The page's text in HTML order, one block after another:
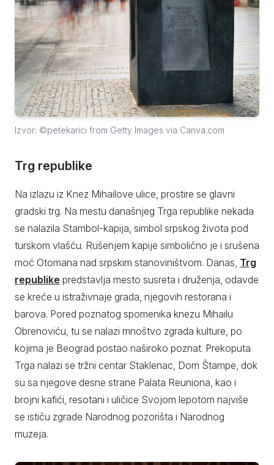
Izvor: ©petekarici from Getty Images via Canva.com
Trg republike
Na izlazu iz Knez Mihailove ulice, prostire se glavni
gradski trg. Na mestu današnjeg Trga republike nekada
se nalazila Stambol-kapija, simbol srpskog života pod
turskom vlašću. Rušenjem kapije simbolično je i srušena
moć Otomana nad srpskim stanoviništvom. Danas, Trg
republike predstavlja mesto susreta i druženja, odavde
se kreće u istraživnaje grada, njegovih restorana i
barova. Pored poznatog spomenika knezu Mihailu
Obrenoviću, tu se nalazi mnoštvo zgrada kulture, po
kojima je Beograd postao naširoko poznat. Prekoputa
Trga nalazi se tržni centar Staklenac, Dom Štampe, dok
su sa njegove desne strane Palata Reuniona, kao i
brojni kafići, resotani i uličice Svojom lepotom najviše
se ističu zgrade Narodnog pozorišta i Narodnog
muzeja.